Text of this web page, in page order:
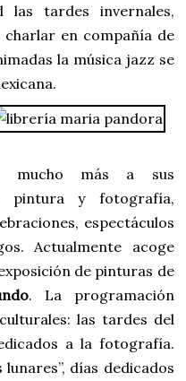
las tardes invernales,
charlar en compañía de
la música jazz se
mucho más a sus
pintura y fotografía,
espectáculos
Actualmente acoge
de pinturas de
. La programación
las tardes del
a la fotografía.
días dedicados